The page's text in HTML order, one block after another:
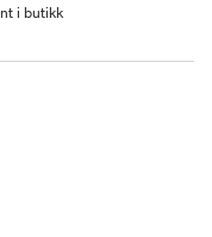
i butikk